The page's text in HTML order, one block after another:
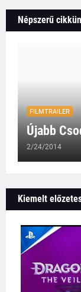
Népszerű
FILMTRAILER
Újabb
2/24/2014
Kiemelt